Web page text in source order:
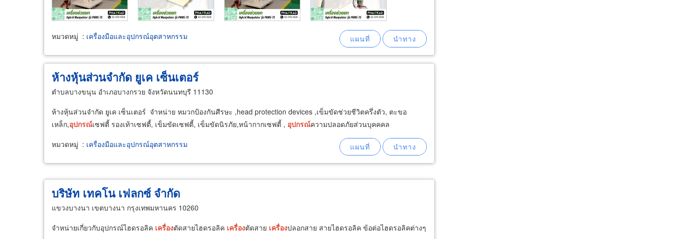
หมวดหมู่ : เครื่องมือและอุปกรณ์อุตสาหกรรม
ห้างหุ้นส่วนจำกัด ยูเค เซ็นเตอร์
ตำบลบางขนุน อำเภอบางกรวย จังหวัดนนทบุรี 11130
ห้างหุ้นส่วนจำกัด ยูเค เซ็นเตอร์ จำหน่าย หมวกป้องกันศีรษะ ,head protection devices ,เข็มขัดช่วยชีวิตครึ่งตัว, ตะขอ
เหล็ก,อุปกรณ์เซฟตี้ รองเท้าเซฟตี้, เข็มขัดเซฟตี้, เข็มขัดนิรภัย,หน้ากากเซฟตี้ , อุปกรณ์ความปลอดภัยส่วนบุคคคล
หมวดหมู่ : เครื่องมือและอุปกรณ์อุตสาหกรรม
บริษัท เทคโน เฟลกซ์ จำกัด
แขวงบางนา เขตบางนา กรุงเทพมหานคร 10260
จำหน่ายเกี่ยวกับอุปกรณ์ไฮดรอลิค เครื่องตัดสายไฮดรอลิค เครื่องตัดสาย เครื่องปลอกสาย สายไฮดรอลิค ข้อต่อไฮดรอลิคต่างๆ